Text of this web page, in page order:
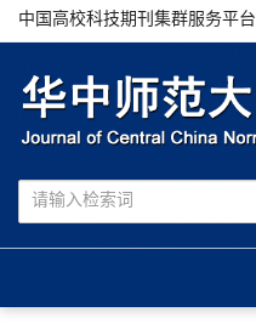
中国高校科技期刊集群服务平台